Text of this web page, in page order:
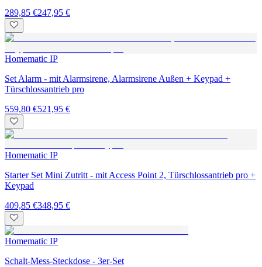
289,85 €247,95 €
Homematic IP
Set Alarm - mit Alarmsirene, Alarmsirene Außen + Keypad +
Türschlossantrieb pro
559,80 €521,95 €
Homematic IP
Starter Set Mini Zutritt - mit Access Point 2, Türschlossantrieb pro +
Keypad
409,85 €348,95 €
Homematic IP
Schalt-Mess-Steckdose - 3er-Set